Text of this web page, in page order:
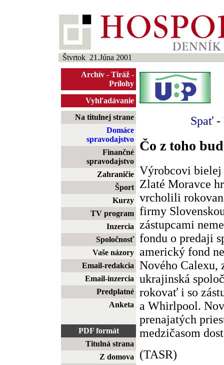
Štvrtok 21.Júna 2001
Archív - Tiráž -
Prílohy
Vyhľadávanie
Na titulnej strane
Domáce
spravodajstvo
Finančné
spravodajstvo
Zahraničie
Šport
Kurzy
TV program
Inzercia
Spoločnosť
Vaše názory
Email-redakcia
Email-inzercia
Predplatné
Anketa
PDF formát
Titulná strana
Z domova
Spať -
Čo z toho
Výrobcovi
Zlaté Moravce
vrcholili
firmy
zástupcami
fondu o predaji
americký fond
Nového Calexu,
ukrajinská
rokovať i so
a Whirlpool.
prenajatých
medzičasom
(TASR)